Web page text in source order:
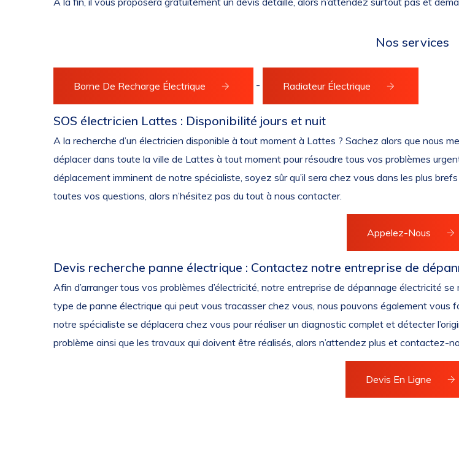
Nos services
Borne De Recharge Électrique - Radiateur Électrique
SOS électricien Lattes : Disponibilité jours et nuit
A la recherche d’un électricien disponible à tout moment à Lattes ? Sachez alors que nous
déplacer dans toute la ville de Lattes à tout moment pour résoudre tous vos problèmes
déplacement imminent de notre spécialiste, soyez sûr qu’il sera chez vous dans les plus
toutes vos questions, alors n’hésitez pas du tout à nous contacter.
Appelez-Nous
Devis recherche panne électrique : Contactez notre entreprise de
Afin d’arranger tous vos problèmes d’électricité, notre entreprise de dépannage électricité
type de panne électrique qui peut vous tracasser chez vous, nous pouvons également
notre spécialiste se déplacera chez vous pour réaliser un diagnostic complet et détecter
problème ainsi que les travaux qui doivent être réalisés, alors n’attendez plus et contactez-
Devis En Ligne